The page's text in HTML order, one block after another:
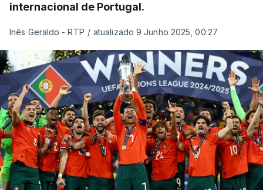
internacional de Portugal.
Inês Geraldo - RTP / atualizado 9 Junho 2025, 00:27